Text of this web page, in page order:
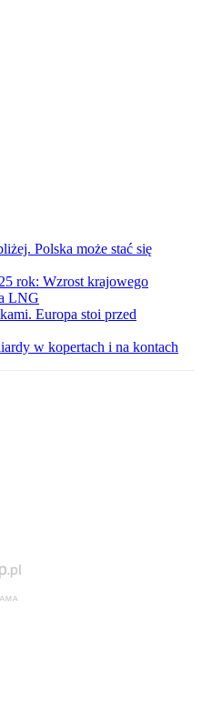
Polska może stać się
rok: Wzrost krajowego
LNG
Europa stoi przed
w kopertach i na kontach